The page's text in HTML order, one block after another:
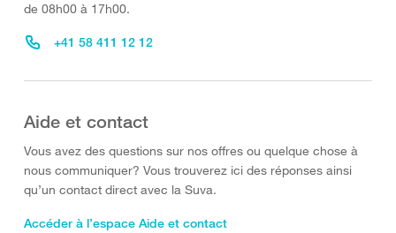
de 08h00 à 17h00.
+41 58 411 12 12
Aide et contact
Vous avez des questions sur nos offres ou quelque chose à
nous communiquer? Vous trouverez ici des réponses ainsi
qu’un contact direct avec la Suva.
Accéder à l’espace Aide et contact